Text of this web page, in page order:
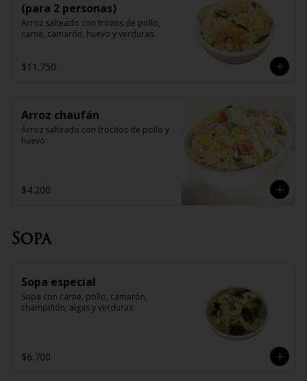
(para 2 personas)
Arroz salteado con trozos de pollo,
carne, camarón, huevo y verduras.
$11.750
Arroz chaufán
Arroz salteado con trocitos de pollo y
huevo
$4.200
Sopa
Sopa especial
Sopa con carne, pollo, camarón,
champiñón, algas y verduras
$6.700